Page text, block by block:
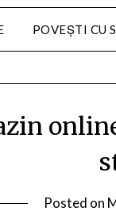
POVEȘTI CU
Posted on